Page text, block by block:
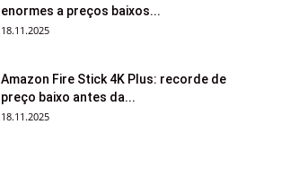
enormes a preços baixos...
18.11.2025
Amazon Fire Stick 4K Plus: recorde de
preço baixo antes da...
18.11.2025